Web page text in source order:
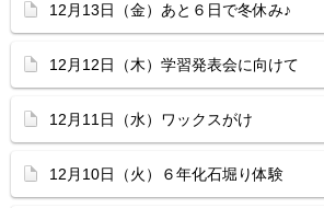
12月13日（金）あと６日で冬休み♪
12月12日（木）学習発表会に向けて
12月11日（水）ワックスがけ
12月10日（火）６年化石堀り体験